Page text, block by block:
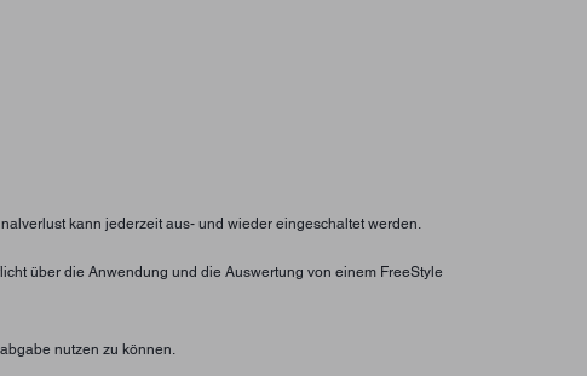
kann jederzeit aus- und wieder eingeschaltet werden.
über die Anwendung und die Auswertung von einem FreeStyle
nutzen zu können.